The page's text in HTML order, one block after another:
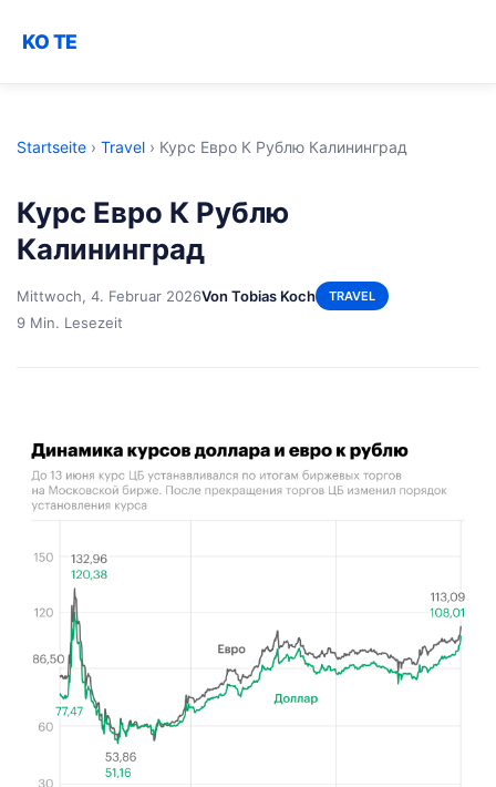
KO TE
Startseite › Travel › Курс Евро К Рублю Калининград
Курс Евро К Рублю
Калининград
Mittwoch, 4. Februar 2026Von Tobias Koch TRAVEL
9 Min. Lesezeit